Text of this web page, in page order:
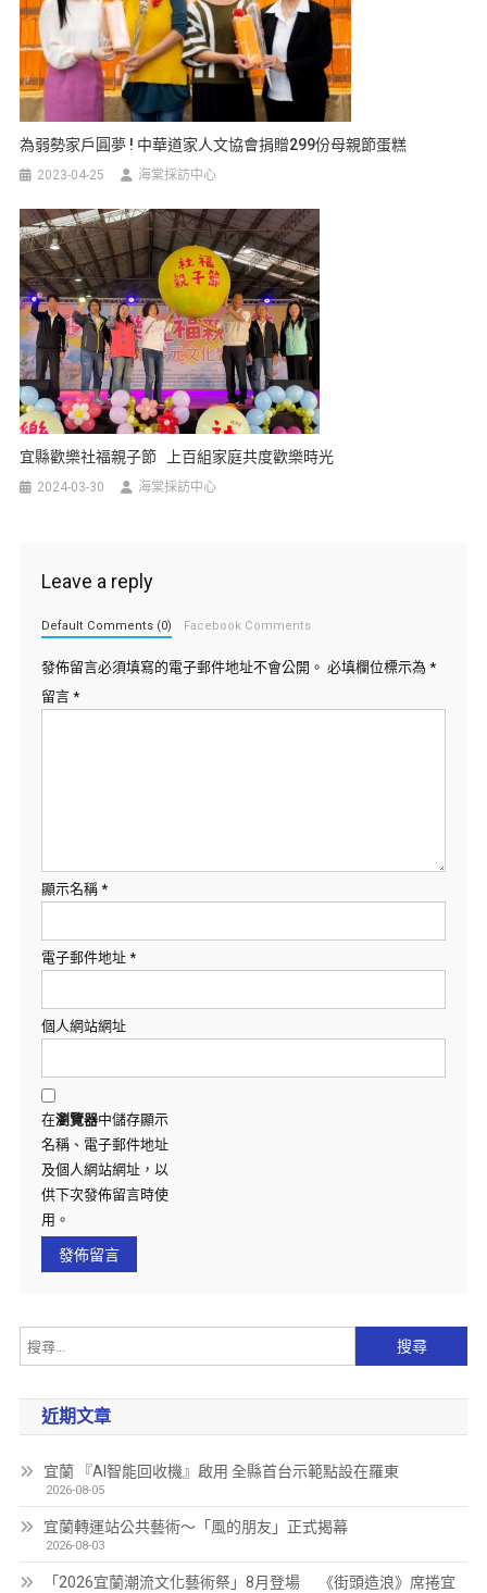
為弱勢家戶圓夢 ! 中華道家人文協會捐贈299份母親節蛋糕
2023-04-25 海棠採訪中心
宜縣歡樂社福親子節 上百組家庭共度歡樂時光
2024-03-30 海棠採訪中心
Leave a reply
Default Comments (0) Facebook Comments
發佈留言必須填寫的電子郵件地址不會公開。 必填欄位標示為 *
留言 *
顯示名稱 *
電子郵件地址 *
個人網站網址
在瀏覽器中儲存顯示
名稱、電子郵件地址
及個人網站網址，以
供下次發佈留言時使
用。
近期文章
宜蘭 『AI智能回收機』啟用 全縣首台示範點設在羅東
2026-08-05
宜蘭轉運站公共藝術～「風的朋友」正式揭幕
2026-08-03
「2026宜蘭潮流文化藝術祭」8月登場 《街頭造浪》席捲宜